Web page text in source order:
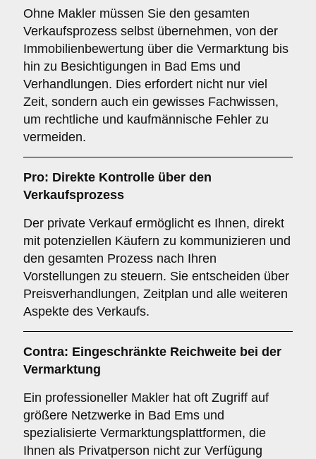
Ohne Makler müssen Sie den gesamten
Verkaufsprozess selbst übernehmen, von der
Immobilienbewertung über die Vermarktung bis
hin zu Besichtigungen in Bad Ems und
Verhandlungen. Dies erfordert nicht nur viel
Zeit, sondern auch ein gewisses Fachwissen,
um rechtliche und kaufmännische Fehler zu
vermeiden.
Pro: Direkte Kontrolle über den
Verkaufsprozess
Der private Verkauf ermöglicht es Ihnen, direkt
mit potenziellen Käufern zu kommunizieren und
den gesamten Prozess nach Ihren
Vorstellungen zu steuern. Sie entscheiden über
Preisverhandlungen, Zeitplan und alle weiteren
Aspekte des Verkaufs.
Contra: Eingeschränkte Reichweite bei der
Vermarktung
Ein professioneller Makler hat oft Zugriff auf
größere Netzwerke in Bad Ems und
spezialisierte Vermarktungsplattformen, die
Ihnen als Privatperson nicht zur Verfügung